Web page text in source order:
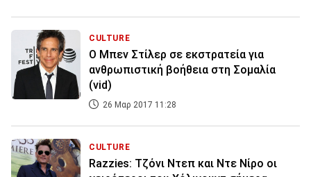
CULTURE
Ο Μπεν Στίλερ σε εκστρατεία για
ανθρωπιστική βοήθεια στη Σομαλία
(vid)
26 Μαρ 2017 11:28
CULTURE
Razzies: Τζόνι Ντεπ και Ντε Νίρο οι